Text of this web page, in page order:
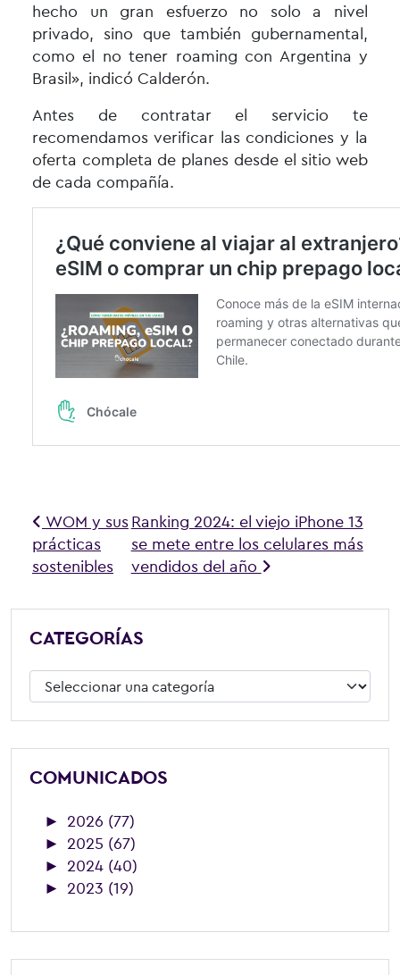
hecho un gran esfuerzo no solo a nivel
privado, sino que también gubernamental,
como el no tener roaming con Argentina y
Brasil», indicó Calderón.
Antes de contratar el servicio te
recomendamos verificar las condiciones y la
oferta completa de planes desde el sitio web
de cada compañía.
Navegación de entradas
WOM y sus
prácticas
sostenibles
Ranking 2024: el viejo iPhone 13
se mete entre los celulares más
vendidos del año
CATEGORÍAS
Categorías
COMUNICADOS
► 2026 (77)
► 2025 (67)
► 2024 (40)
► 2023 (19)